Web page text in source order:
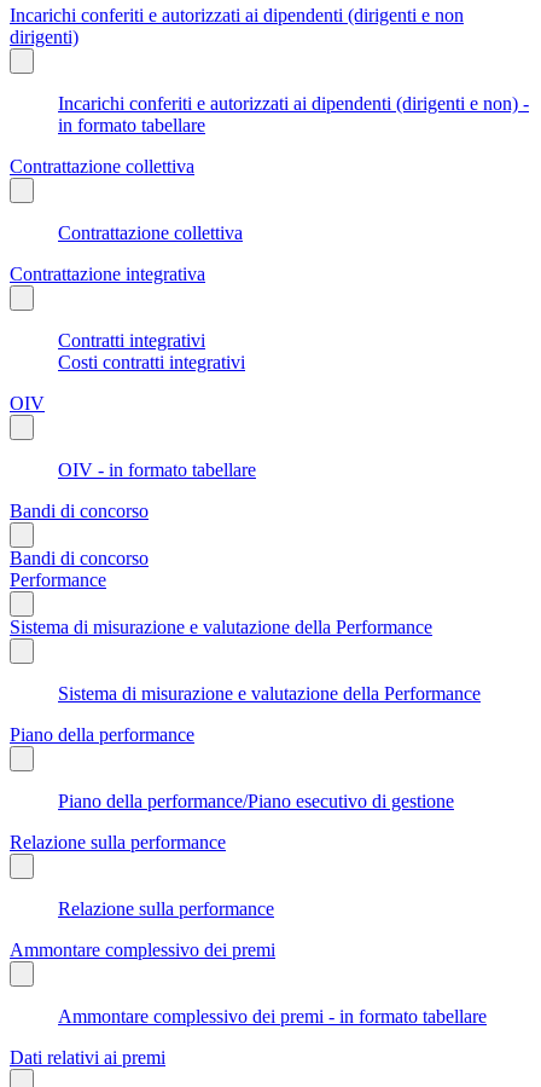
Incarichi conferiti e autorizzati ai dipendenti (dirigenti e non
dirigenti)
Incarichi conferiti e autorizzati ai dipendenti (dirigenti e non) -
in formato tabellare
Contrattazione collettiva
Contrattazione collettiva
Contrattazione integrativa
Contratti integrativi
Costi contratti integrativi
OIV
OIV - in formato tabellare
Bandi di concorso
Bandi di concorso
Performance
Sistema di misurazione e valutazione della Performance
Sistema di misurazione e valutazione della Performance
Piano della performance
Piano della performance/Piano esecutivo di gestione
Relazione sulla performance
Relazione sulla performance
Ammontare complessivo dei premi
Ammontare complessivo dei premi - in formato tabellare
Dati relativi ai premi